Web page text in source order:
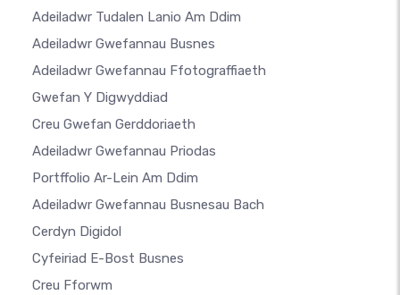
Adeiladwr Tudalen Lanio Am Ddim
Adeiladwr Gwefannau Busnes
Adeiladwr Gwefannau Ffotograffiaeth
Gwefan Y Digwyddiad
Creu Gwefan Gerddoriaeth
Adeiladwr Gwefannau Priodas
Portffolio Ar-Lein Am Ddim
Adeiladwr Gwefannau Busnesau Bach
Cerdyn Digidol
Cyfeiriad E-Bost Busnes
Creu Fforwm